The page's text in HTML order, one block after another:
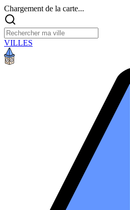
Chargement de la carte...
VILLES